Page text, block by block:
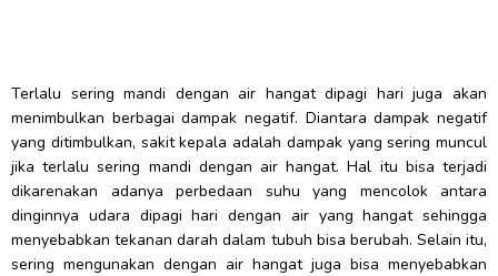
Terlalu sering mandi dengan air hangat dipagi hari juga akan
menimbulkan berbagai dampak negatif. Diantara dampak negatif
yang ditimbulkan, sakit kepala adalah dampak yang sering muncul
jika terlalu sering mandi dengan air hangat. Hal itu bisa terjadi
dikarenakan adanya perbedaan suhu yang mencolok antara
dinginnya udara dipagi hari dengan air yang hangat sehingga
menyebabkan tekanan darah dalam tubuh bisa berubah. Selain itu,
sering mengunakan dengan air hangat juga bisa menyebabkan